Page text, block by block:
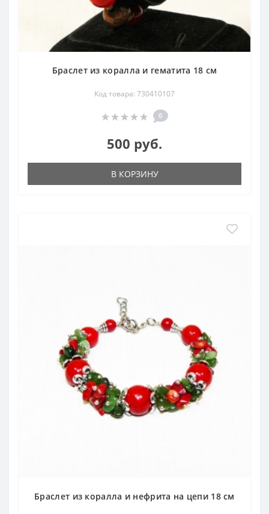
Браслет из коралла и гематита 18 см
Код товара: 730410107
0
500 руб.
В КОРЗИНУ
Браслет из коралла и нефрита на цепи 18 см